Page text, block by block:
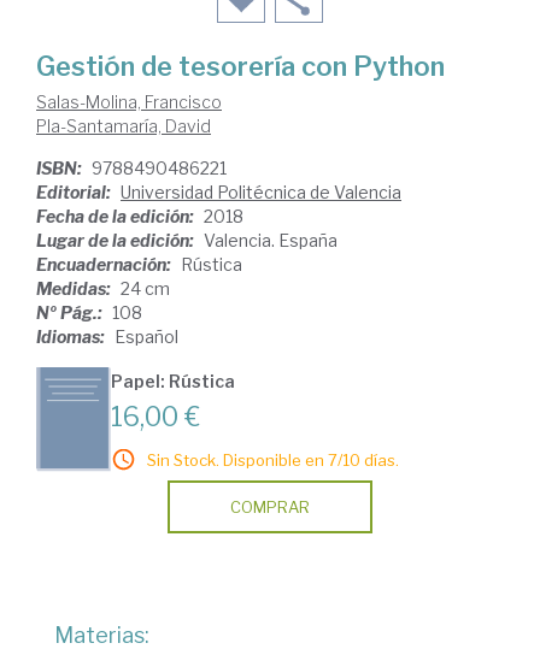
Gestión de tesorería con Python
Salas-Molina, Francisco
Pla-Santamaría, David
ISBN: 9788490486221
Editorial: Universidad Politécnica de Valencia
Fecha de la edición: 2018
Lugar de la edición: Valencia. España
Encuadernación: Rústica
Medidas: 24 cm
Nº Pág.: 108
Idiomas: Español
Papel: Rústica
16,00 €
Sin Stock. Disponible en 7/10 días.
COMPRAR
Materias: